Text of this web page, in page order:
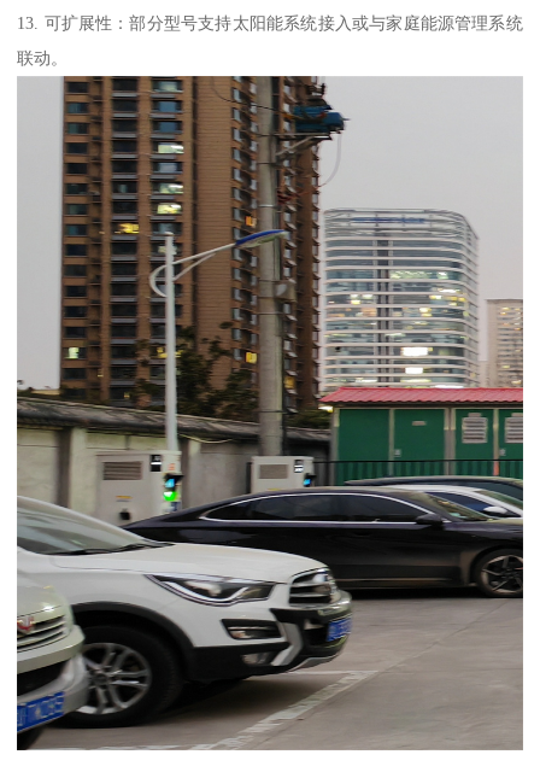
13. 可扩展性：部分型号支持太阳能系统接入或与家庭能源管理系统
联动。